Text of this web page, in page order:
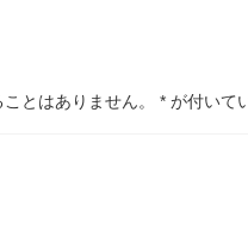
とはありません。 * が付いて